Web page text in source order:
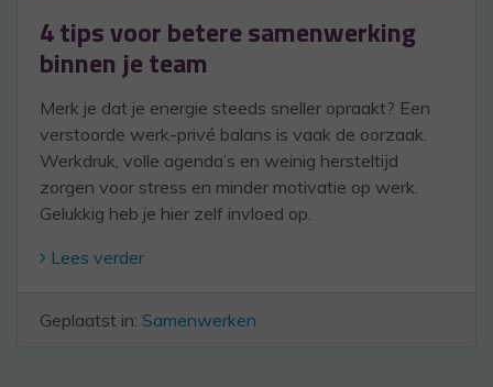
4 tips voor betere samenwerking
binnen je team
Merk je dat je energie steeds sneller opraakt? Een
verstoorde werk-privé balans is vaak de oorzaak.
Werkdruk, volle agenda’s en weinig hersteltijd
zorgen voor stress en minder motivatie op werk.
Gelukkig heb je hier zelf invloed op.
Lees verder
Geplaatst in: Samenwerken